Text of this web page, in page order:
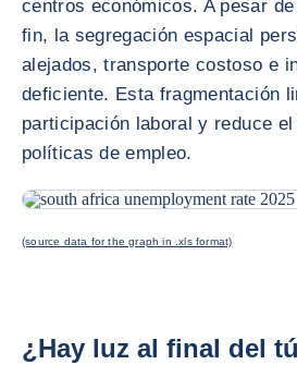
centros económicos. A pesar
fin, la segregación espacial
alejados, transporte costoso e
deficiente. Esta fragmentación
participación laboral y reduce
políticas de empleo.
(source data for the graph in .xls format)
¿Hay luz al final del